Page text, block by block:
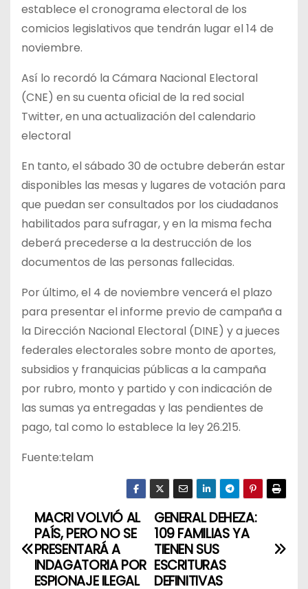
establece el cronograma electoral de los
comicios legislativos que tendrán lugar el 14 de
noviembre.
Así lo recordó la Cámara Nacional Electoral
(CNE) en su cuenta oficial de la red social
Twitter, en una actualización del calendario
electoral
En tanto, el sábado 30 de octubre deberán estar
disponibles las mesas y lugares de votación para
que puedan ser consultados por los ciudadanos
habilitados para sufragar, y en la misma fecha
deberá precederse a la destrucción de los
documentos de las personas fallecidas.
Por último, el 4 de noviembre vencerá el plazo
para presentar el informe previo de campaña a
la Dirección Nacional Electoral (DINE) y a jueces
federales electorales sobre monto de aportes,
subsidios y franquicias públicas a la campaña
por rubro, monto y partido y con indicación de
las sumas ya entregadas y las pendientes de
pago, tal como lo establece la ley 26.215.
Fuente:telam
N
a
GENERAL DEHEZA:
109 FAMILIAS YA
TIENEN SUS
ESCRITURAS
DEFINITIVAS
MACRI VOLVIÓ AL
PAÍS, PERO NO SE
PRESENTARÁ A
INDAGATORIA POR
ESPIONAJE ILEGAL